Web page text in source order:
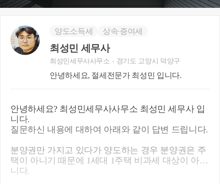
양도소득세 상속∙증여세
최성민 세무사
최성민세무사사무소 경기도 고양시 덕양구
안녕하세요, 절세전문가 최성민 입니다.
안녕하세요? 최성민세무사사무소 최성민 세무사 입
니다.
질문하신 내용에 대하여 아래와 같이 답변 드립니다.
분양권만 가지고 있다가 양도하는 경우 분양권은 주
택이 아니기 때문에 1세대 1주택 비과세 대상이 아닙
니다.